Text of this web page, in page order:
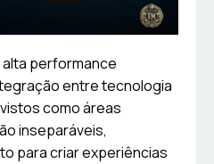
alta performance
entre tecnologia
como áreas
inseparáveis,
para criar experiências